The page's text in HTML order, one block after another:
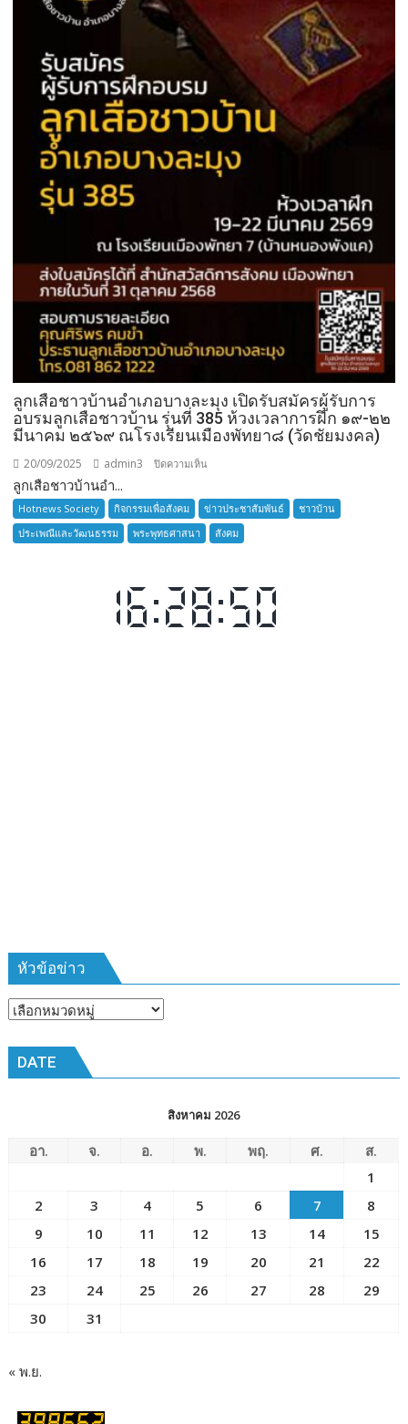
ลูกเสือชาวบ้านอำเภอบางละมุง เปิดรับสมัครผู้รับการ
อบรมลูกเสือชาวบ้าน รุ่นที่ 385 ห้วงเวลาการฝึก ๑๙-๒๒
มีนาคม ๒๕๖๙ ณโรงเรียนเมืองพัทยา๘ (วัดชัยมงคล)
20/09/2025 admin3 ปิดความเห็น
เสือ
ชาว
บ้าน
เปิด
รับ
๒๕๖๙
ลูกเสือชาวบ้านอำ...
Hotnews Society กิจกรรมเพื่อสังคม ข่าวประชาสัมพันธ์
ชาวบ้าน
ประเพณีและวัฒนธรรม
พระพุทธศาสนา สังคม
หัวข้อข่าว
หัวข้อ
DATE
สิงหาคม 2026
อา. จ. อ. พ. พฤ. ศ.
ส.
1
2
3 4 5 6 7
8
9
10 11 12 13 14
15
16
17 18 19 20 21
22
23
24 25 26 27 28
29
30
31
« พ.ย.